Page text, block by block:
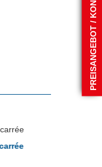
PREISANGEBOT / KONTAKT